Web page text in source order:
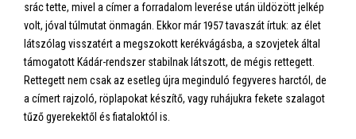
srác tette, mivel a címer a forradalom leverése után üldözött jelkép
volt, jóval túlmutat önmagán. Ekkor már 1957 tavaszát írtuk: az élet
látszólag visszatért a megszokott kerékvágásba, a szovjetek által
támogatott Kádár-rendszer stabilnak látszott, de mégis rettegett.
Rettegett nem csak az esetleg újra meginduló fegyveres harctól, de
a címert rajzoló, röplapokat készítő, vagy ruhájukra fekete szalagot
tűző gyerekektől és fiataloktól is.